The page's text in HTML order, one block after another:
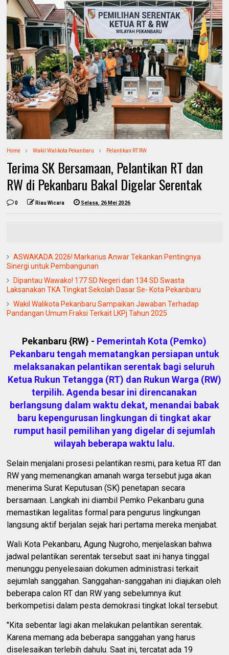
Home Wakil Walikota Pekanbaru Pelantikan RT RW
Terima SK Bersamaan, Pelantikan RT dan
RW di Pekanbaru Bakal Digelar Serentak
0 Riau Wicara Selasa, 26 Mei 2026
ASWAKADA 2026! Markarius Anwar Tekankan Pentingnya
Sinergi untuk Pembangunan
Dipantau Wawako! 177 SD Negeri dan 134 SD Swasta
Laksanakan TKA Tingkat Sekolah Dasar Se- Kota Pekanbaru
Wakil Walikota Pekanbaru Sampaikan Jawaban Terhadap
Pandangan Umum Fraksi Terkait LKPj Tahun 2025
Pekanbaru {RW} - Pemerintah Kota (Pemko)
Pekanbaru tengah mematangkan persiapan untuk
melaksanakan pelantikan serentak bagi seluruh
Ketua Rukun Tetangga (RT) dan Rukun Warga (RW)
terpilih. Agenda besar ini direncanakan
berlangsung dalam waktu dekat, menandai babak
baru kepengurusan lingkungan di tingkat akar
rumput hasil pemilihan yang digelar di sejumlah
wilayah beberapa waktu lalu.
Selain menjalani prosesi pelantikan resmi, para ketua RT dan
RW yang memenangkan amanah warga tersebut juga akan
menerima Surat Keputusan (SK) penetapan secara
bersamaan. Langkah ini diambil Pemko Pekanbaru guna
memastikan legalitas formal para pengurus lingkungan
langsung aktif berjalan sejak hari pertama mereka menjabat.
Wali Kota Pekanbaru, Agung Nugroho, menjelaskan bahwa
jadwal pelantikan serentak tersebut saat ini hanya tinggal
menunggu penyelesaian dokumen administrasi terkait
sejumlah sanggahan. Sanggahan-sanggahan ini diajukan oleh
beberapa calon RT dan RW yang sebelumnya ikut
berkompetisi dalam pesta demokrasi tingkat lokal tersebut.
"Kita sebentar lagi akan melakukan pelantikan serentak.
Karena memang ada beberapa sanggahan yang harus
diselesaikan terlebih dahulu. Saat ini, tercatat ada 19